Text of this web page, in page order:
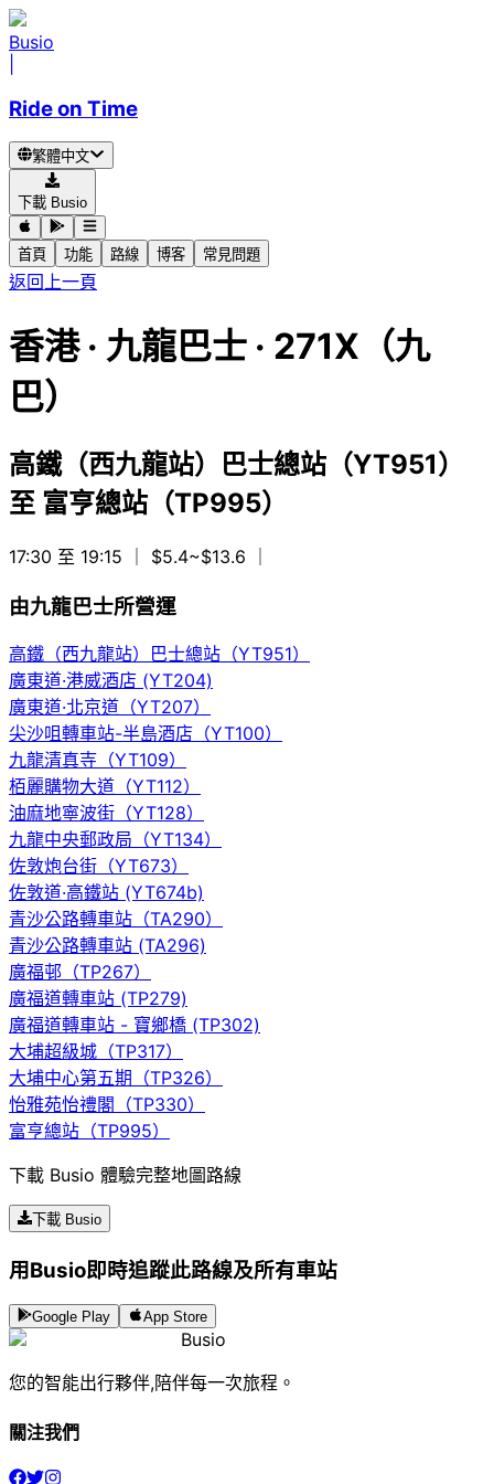
Busio
Ride on Time
繁體中文
下載 Busio
首頁 功能 路線 博客 常見問題
返回上一頁
香港· 九龍巴士 · 271X（九
巴）
高鐵（西九龍站）巴士總站（YT951）
至 富亨總站（TP995）
17:30 至 19:15 ｜ $5.4~$13.6
由九龍巴士所營運
高鐵（西九龍站）巴士總站（YT951）
廣東道·港威酒店 (YT204)
廣東道·北京道（YT207）
尖沙咀轉車站-半島酒店（YT100）
九龍清真寺（YT109）
栢麗購物大道（YT112）
油麻地寧波街（YT128）
九龍中央郵政局（YT134）
佐敦炮台街（YT673）
佐敦道·高鐵站 (YT674b)
青沙公路轉車站（TA290）
青沙公路轉車站 (TA296)
廣福邨（TP267）
廣福道轉車站 (TP279)
廣福道轉車站 - 寶鄉橋 (TP302)
大埔超級城（TP317）
大埔中心第五期（TP326）
怡雅苑怡禮閣（TP330）
富亨總站（TP995）
下載 Busio 體驗完整地圖路線
下載 Busio
用Busio即時追蹤此路線及所有車站
Google Play App Store
Busio
您的智能出行夥伴,陪伴每一次旅程。
關注我們